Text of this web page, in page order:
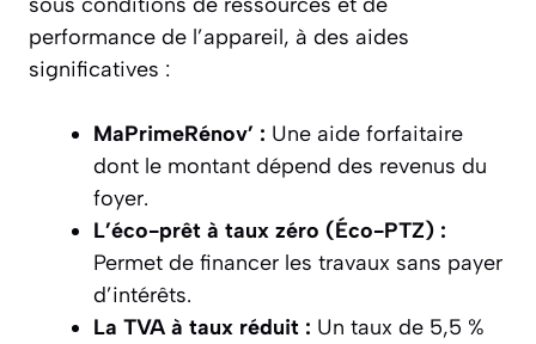
performance de l’appareil, à des aides
significatives :
MaPrimeRénov’ : Une aide forfaitaire
dont le montant dépend des revenus du
foyer.
L’éco-prêt à taux zéro (Éco-PTZ) :
Permet de financer les travaux sans payer
d’intérêts.
La TVA à taux réduit : Un taux de 5,5 %